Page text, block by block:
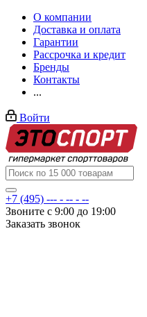
О компании
Доставка и оплата
Гарантии
Рассрочка и кредит
Бренды
Контакты
...
Войти
+7 (495) --- - -- - --
Звоните с 9:00 до 19:00
Заказать звонок